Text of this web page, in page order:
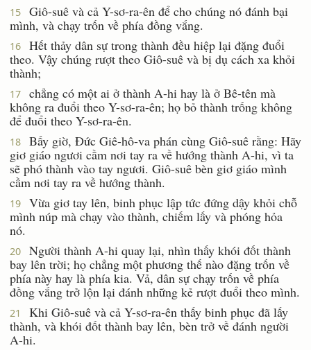
15
Giô-suê và cả Y-sơ-ra-ên để cho chúng nó đánh bại
mình, và chạy trốn về phía đồng vắng.
16
Hết thảy dân sự trong thành đều hiệp lại đặng đuổi
theo. Vậy chúng rượt theo Giô-suê và bị dụ cách xa khỏi
thành;
17
chẳng có một ai ở thành A-hi hay là ở Bê-tên mà
không ra đuổi theo Y-sơ-ra-ên; họ bỏ thành trống không
để đuổi theo Y-sơ-ra-ên.
18
Bấy giờ, Ðức Giê-hô-va phán cùng Giô-suê rằng: Hãy
giơ giáo ngươi cầm nơi tay ra về hướng thành A-hi, vì ta
sẽ phó thành vào tay ngươi. Giô-suê bèn giơ giáo mình
cầm nơi tay ra về hướng thành.
19
Vừa giơ tay lên, binh phục lập tức đứng dậy khỏi chỗ
mình núp mà chạy vào thành, chiếm lấy và phóng hỏa
nó.
20
Người thành A-hi quay lại, nhìn thấy khói đốt thành
bay lên trời; họ chẳng một phương thế nào đặng trốn về
phía này hay là phía kia. Vả, dân sự chạy trốn về phía
đồng vắng trở lộn lại đánh những kẻ rượt đuổi theo mình.
21
Khi Giô-suê và cả Y-sơ-ra-ên thấy binh phục đã lấy
thành, và khói đốt thành bay lên, bèn trở về đánh người
A-hi.